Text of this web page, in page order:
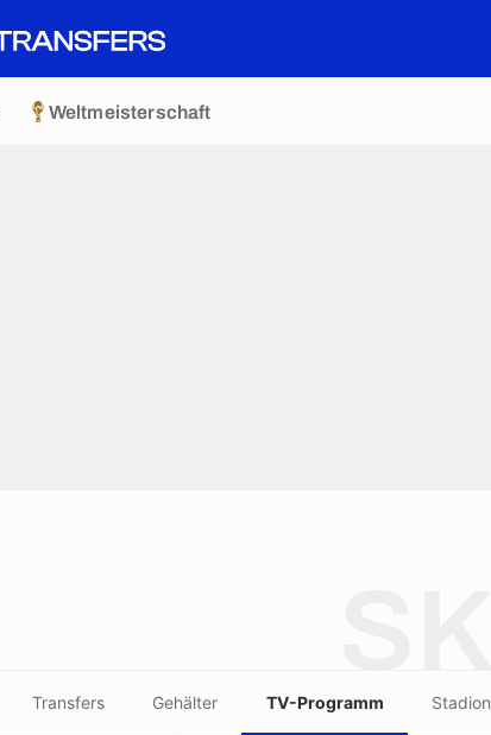
Weltmeisterschaft
Transfers Gehälter TV-Programm Stadion